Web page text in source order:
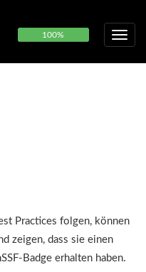
100%
Practices folgen, können
zeigen, dass sie einen
Badge erhalten haben.